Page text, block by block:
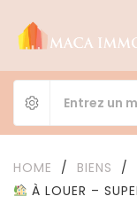
HOME / BIENS
/
À LOUER –